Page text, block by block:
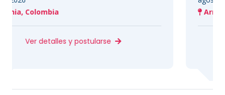
y postularse
Armenia,